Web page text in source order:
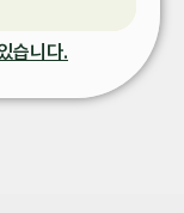
습니다.